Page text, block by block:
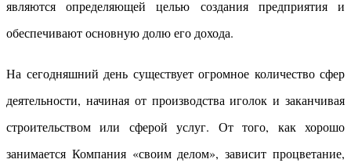
являются определяющей целью создания предприятия и
обеспечивают основную долю его дохода.
На сегодняшний день существует огромное количество сфер
деятельности, начиная от производства иголок и заканчивая
строительством или сферой услуг. От того, как хорошо
занимается Компания «своим делом», зависит процветание,